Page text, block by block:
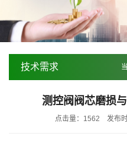
技术需求
测控阀阀芯磨损
点击量：1562 发布